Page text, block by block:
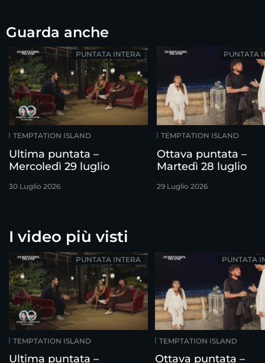
Guarda anche
TEMPTATION ISLAND
Ultima puntata –
Mercoledì 29 luglio
30 Luglio 2026
PUNTATA INTERA
TEMPTATION ISLAND
Ottava puntata –
Martedì 28 luglio
29 Luglio 2026
PUNTATA
I video più visti
TEMPTATION ISLAND
Ultima puntata –
PUNTATA INTERA
TEMPTATION ISLAND
Ottava puntata –
PUNTATA